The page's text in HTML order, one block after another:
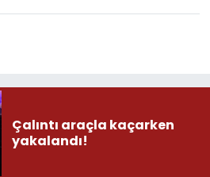
Çalıntı araçla kaçarken
yakalandı!